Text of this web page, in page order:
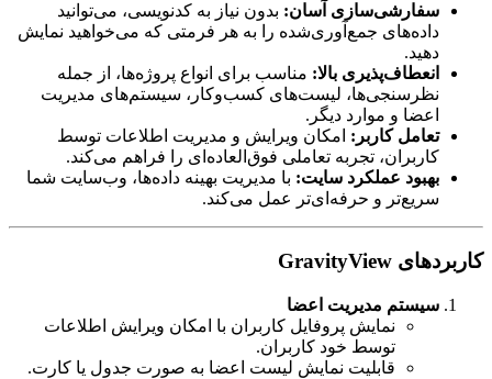
سفارشی‌سازی آسان: بدون نیاز به کدنویسی، می‌توانید
داده‌های جمع‌آوری‌شده را به هر فرمتی که می‌خواهید نمایش
دهید.
انعطاف‌پذیری بالا: مناسب برای انواع پروژه‌ها، از جمله
نظرسنجی‌ها، لیست‌های کسب‌وکار، سیستم‌های مدیریت
اعضا و موارد دیگر.
تعامل کاربر: امکان ویرایش و مدیریت اطلاعات توسط
کاربران، تجربه تعاملی فوق‌العاده‌ای را فراهم می‌کند.
بهبود عملکرد سایت: با مدیریت بهینه داده‌ها، وب‌سایت شما
سریع‌تر و حرفه‌ای‌تر عمل می‌کند.
کاربردهای GravityView
سیستم مدیریت اعضا
نمایش پروفایل کاربران با امکان ویرایش اطلاعات
توسط خود کاربران.
قابلیت نمایش لیست اعضا به صورت جدول یا کارت.